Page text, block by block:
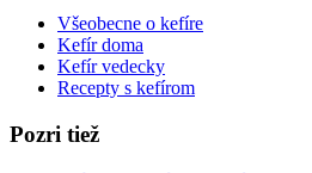
Všeobecne o kefíre
Kefír doma
Kefír vedecky
Recepty s kefírom
Pozri tiež